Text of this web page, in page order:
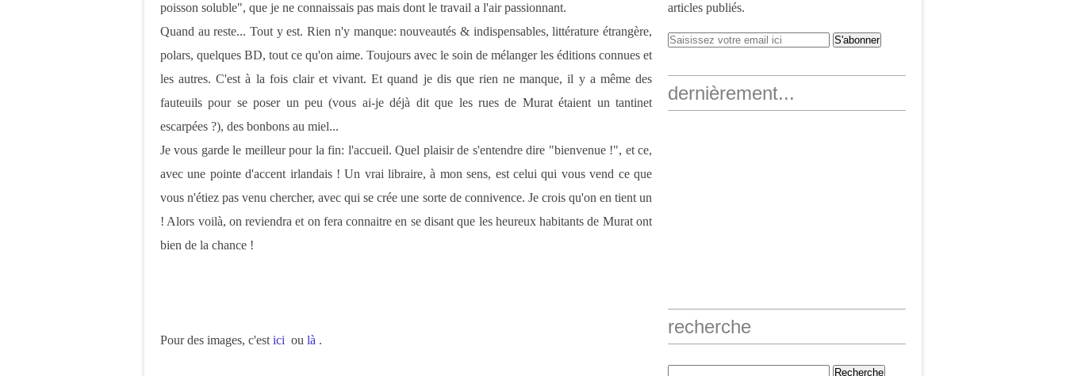
poisson soluble", que je ne connaissais pas mais dont le travail a l'air passionnant.
Quand au reste... Tout y est. Rien n'y manque: nouveautés & indispensables, littérature étrangère,
polars, quelques BD, tout ce qu'on aime. Toujours avec le soin de mélanger les éditions connues et
les autres. C'est à la fois clair et vivant. Et quand je dis que rien ne manque, il y a même des
fauteuils pour se poser un peu (vous ai-je déjà dit que les rues de Murat étaient un tantinet
escarpées ?), des bonbons au miel...
Je vous garde le meilleur pour la fin: l'accueil. Quel plaisir de s'entendre dire "bienvenue !", et ce,
avec une pointe d'accent irlandais ! Un vrai libraire, à mon sens, est celui qui vous vend ce que
vous n'étiez pas venu chercher, avec qui se crée une sorte de connivence. Je crois qu'on en tient un
! Alors voilà, on reviendra et on fera connaitre en se disant que les heureux habitants de Murat ont
bien de la chance !
Pour des images, c'est ici ou là .
articles publiés.
dernièrement...
recherche